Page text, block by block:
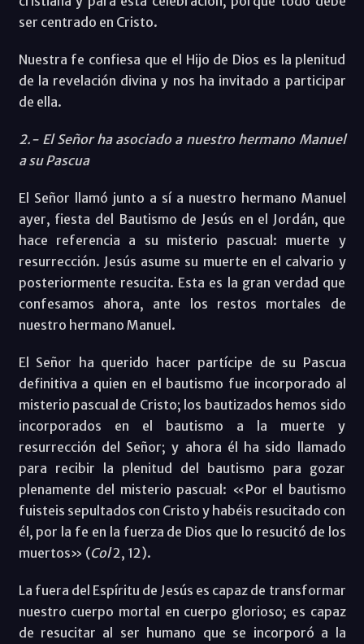
ser centrado en Cristo.
Nuestra fe confiesa que el Hijo de Dios es la plenitud
de la revelación divina y nos ha invitado a participar
de ella.
2.- El Señor ha asociado a nuestro hermano Manuel
a su Pascua
El Señor llamó junto a sí a nuestro hermano Manuel
ayer, fiesta del Bautismo de Jesús en el Jordán, que
hace referencia a su misterio pascual: muerte y
resurrección. Jesús asume su muerte en el calvario y
posteriormente resucita. Esta es la gran verdad que
confesamos ahora, ante los restos mortales de
nuestro hermano Manuel.
El Señor ha querido hacer partícipe de su Pascua
definitiva a quien en el bautismo fue incorporado al
misterio pascual de Cristo; los bautizados hemos sido
incorporados en el bautismo a la muerte y
resurrección del Señor; y ahora él ha sido llamado
para recibir la plenitud del bautismo para gozar
plenamente del misterio pascual: «Por el bautismo
fuisteis sepultados con Cristo y habéis resucitado con
él, por la fe en la fuerza de Dios que lo resucitó de los
muertos» (Col2, 12).
La fuera del Espíritu de Jesús es capaz de transformar
nuestro cuerpo mortal en cuerpo glorioso; es capaz
de resucitar al ser humano que se incorporó a la